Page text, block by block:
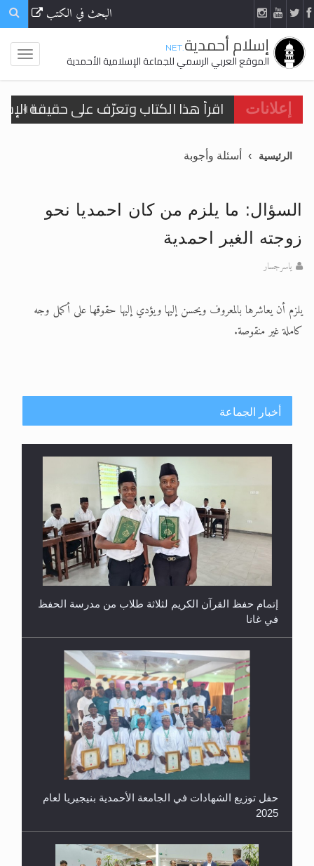
البحث في الكتب
إسلام أحمدية.NET
الموقع العربي الرسمي للجماعة الإسلامية الأحمدية
إعلانات اقرأ هذا الكتاب وتعرّف على حقيقة
الحجّ.. دلالات، حِكم، وأهداف >> المزيد
اقرأ هذا المقال في أهمية عيد
اقرأ هذا المقال في أهمية عيد
الحجّ.. دلالات، حِكم، وأهداف >> المزيد
تعميم هامّ لأفراد الجماعة >> المزيد
الرئيسية أسئلة وأجوبة
السؤال: ما يلزم من كان احمديا نحو
زوجته الغير احمدية
ياسرجسار
يلزم أن يعاشرها بالمعروف ويحسن إليها ويؤدي إليها حقوقها على أكمل وجه
كاملة غير منقوصة.
أخبار الجماعة
إتمام حفظ القرآن الكريم لثلاثة طلاب من مدرسة الحفظ
في غانا
حفل توزيع الشهادات في الجامعة الأحمدية بنيجيريا لعام
2025